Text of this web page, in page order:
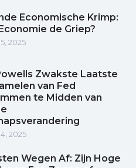
Economische Krimp:
de Griep?
2025
Zwakste Laatste
van Fed
te Midden van
2025
Wegen Af: Zijn Hoge